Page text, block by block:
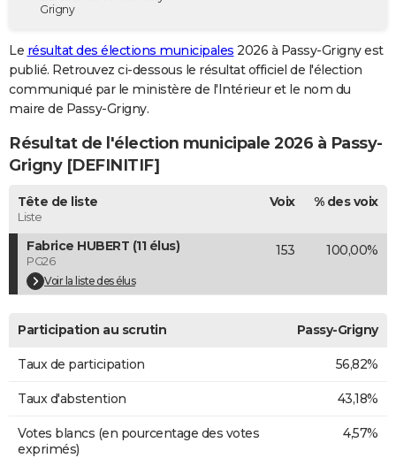
Destinations
City break
Voyage nature
Voyage de noces
Forum
GUIDES D'ACHAT
BONS PLANS
Carte de Noël
Carte Bonne année
Carte Saint-Valentin
Carte Pâques
Carte d'anniversaire
DICTIONNAIRE
Dictionnaire
Biographies
Citations
Expressions
Proverbes
PROGRAMME TV
COPAINS D'AVANT
S'inscrire
Se connecter
Lycées
Collèges
Primaires
Universités
Entreprises
Service militaire
Avis de recherche
AVIS DE DÉCÈS
Bricolage
Television
Grigny
Le résultat des élections municipales 2026 à Passy-Grigny est
publié. Retrouvez ci-dessous le résultat officiel de l'élection
communiqué par le ministère de l'Intérieur et le nom du
maire de Passy-Grigny.
Résultat de l'élection municipale 2026 à Passy-
Grigny [DEFINITIF]
Tête de liste
Liste
Voix % des voix
Fabrice HUBERT (11 élus)
PG26
Voir la liste des élus
153 100,00%
Participation au scrutin Passy-Grigny
Taux de participation 56,82%
Taux d'abstention 43,18%
Votes blancs (en pourcentage des votes
exprimés)
4,57%